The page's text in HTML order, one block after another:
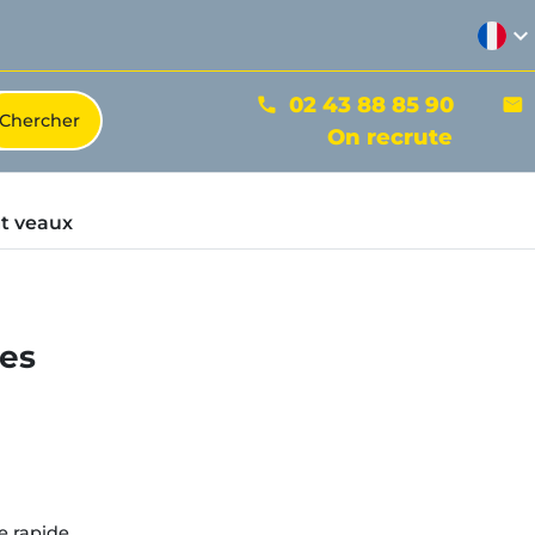
expand_more
phone 02 43 88 85 90 mail
On recrute
veaux